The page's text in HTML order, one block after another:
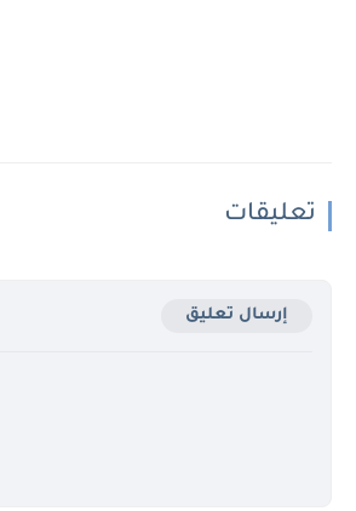
تعليقات
إرسال تعليق